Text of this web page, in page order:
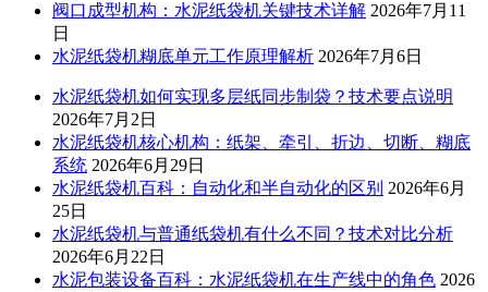
阀口成型机构：水泥纸袋机关键技术详解 2026年7月11
日
水泥纸袋机糊底单元工作原理解析 2026年7月6日
水泥纸袋机如何实现多层纸同步制袋？技术要点说明
2026年7月2日
水泥纸袋机核心机构：纸架、牵引、折边、切断、糊底
系统 2026年6月29日
水泥纸袋机百科：自动化和半自动化的区别 2026年6月
25日
水泥纸袋机与普通纸袋机有什么不同？技术对比分析
2026年6月22日
水泥包装设备百科：水泥纸袋机在生产线中的角色 2026